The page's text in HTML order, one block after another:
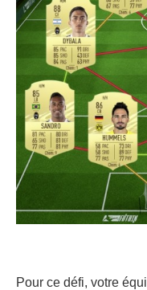
Pour ce défi, votre